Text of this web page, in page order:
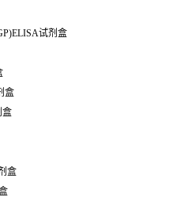
试剂盒
盒
盒
盒